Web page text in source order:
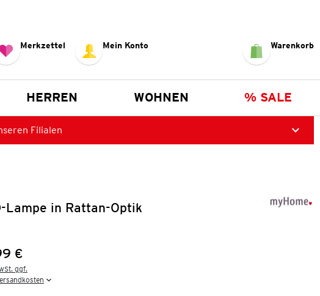
Merkzettel Mein Konto Warenkorb
HERREN WOHNEN % SALE
Filialen
Lampe in Rattan-Optik
€
ggf.